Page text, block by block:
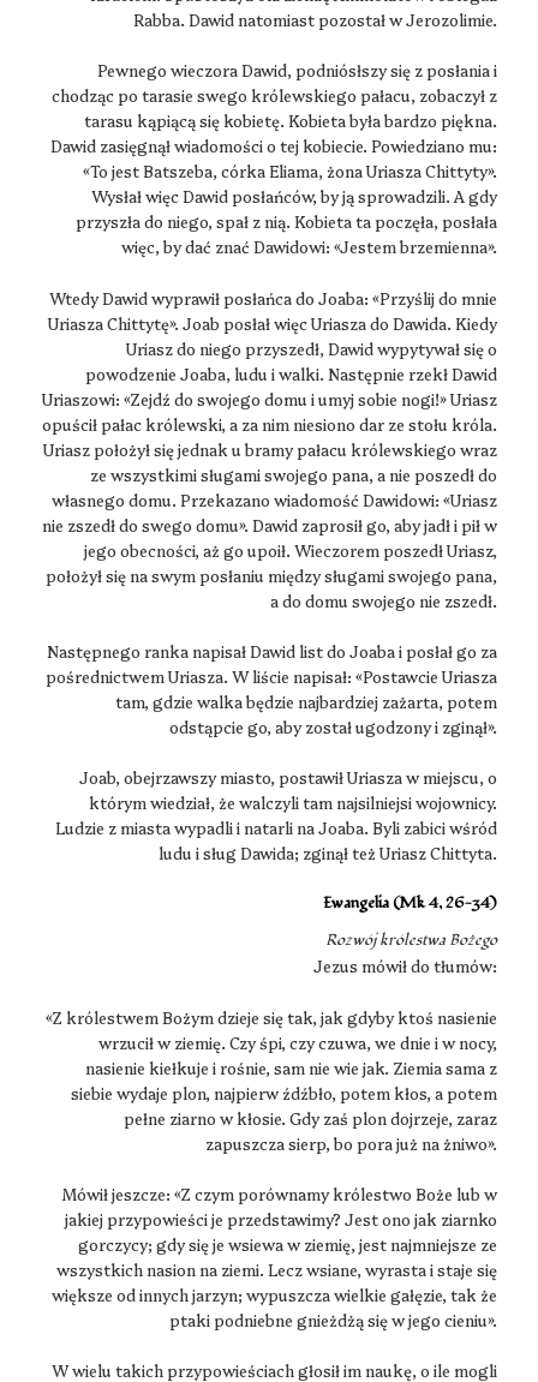
Rabba. Dawid natomiast pozostał w Jerozolimie.
Pewnego wieczora Dawid, podniósłszy się z posłania i
chodząc po tarasie swego królewskiego pałacu, zobaczył z
tarasu kąpiącą się kobietę. Kobieta była bardzo piękna.
Dawid zasięgnął wiadomości o tej kobiecie. Powiedziano mu:
«To jest Batszeba, córka Eliama, żona Uriasza Chittyty».
Wysłał więc Dawid posłańców, by ją sprowadzili. A gdy
przyszła do niego, spał z nią. Kobieta ta poczęła, posłała
więc, by dać znać Dawidowi: «Jestem brzemienna».
Wtedy Dawid wyprawił posłańca do Joaba: «Przyślij do mnie
Uriasza Chittytę». Joab posłał więc Uriasza do Dawida. Kiedy
Uriasz do niego przyszedł, Dawid wypytywał się o
powodzenie Joaba, ludu i walki. Następnie rzekł Dawid
Uriaszowi: «Zejdź do swojego domu i umyj sobie nogi!» Uriasz
opuścił pałac królewski, a za nim niesiono dar ze stołu króla.
Uriasz położył się jednak u bramy pałacu królewskiego wraz
ze wszystkimi sługami swojego pana, a nie poszedł do
własnego domu. Przekazano wiadomość Dawidowi: «Uriasz
nie zszedł do swego domu». Dawid zaprosił go, aby jadł i pił w
jego obecności, aż go upoił. Wieczorem poszedł Uriasz,
położył się na swym posłaniu między sługami swojego pana,
a do domu swojego nie zszedł.
Następnego ranka napisał Dawid list do Joaba i posłał go za
pośrednictwem Uriasza. W liście napisał: «Postawcie Uriasza
tam, gdzie walka będzie najbardziej zażarta, potem
odstąpcie go, aby został ugodzony i zginął».
Joab, obejrzawszy miasto, postawił Uriasza w miejscu, o
którym wiedział, że walczyli tam najsilniejsi wojownicy.
Ludzie z miasta wypadli i natarli na Joaba. Byli zabici wśród
ludu i sług Dawida; zginął też Uriasz Chittyta.
Ewangelia (Mk 4, 26-34)
Rozwój królestwa Bożego
Jezus mówił do tłumów:
«Z królestwem Bożym dzieje się tak, jak gdyby ktoś nasienie
wrzucił w ziemię. Czy śpi, czy czuwa, we dnie i w nocy,
nasienie kiełkuje i rośnie, sam nie wie jak. Ziemia sama z
siebie wydaje plon, najpierw źdźbło, potem kłos, a potem
pełne ziarno w kłosie. Gdy zaś plon dojrzeje, zaraz
zapuszcza sierp, bo pora już na żniwo».
Mówił jeszcze: «Z czym porównamy królestwo Boże lub w
jakiej przypowieści je przedstawimy? Jest ono jak ziarnko
gorczycy; gdy się je wsiewa w ziemię, jest najmniejsze ze
wszystkich nasion na ziemi. Lecz wsiane, wyrasta i staje się
większe od innych jarzyn; wypuszcza wielkie gałęzie, tak że
ptaki podniebne gnieżdżą się w jego cieniu».
W wielu takich przypowieściach głosił im naukę, o ile mogli